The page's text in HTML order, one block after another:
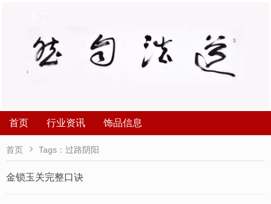
首页 行业资讯 饰品信息
首页  Tags：过路阴阳
金锁玉关完整口诀